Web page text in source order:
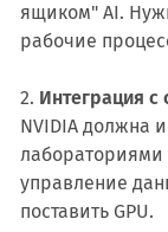
ящиком" AI.
рабочие
2. Интеграция
NVIDIA должна
управление
поставить GPU.